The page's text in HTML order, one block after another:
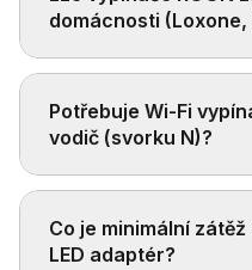
domácnosti (Loxone,
Potřebuje Wi-Fi
vodič (svorku N)?
Co je minimální
LED adaptér?